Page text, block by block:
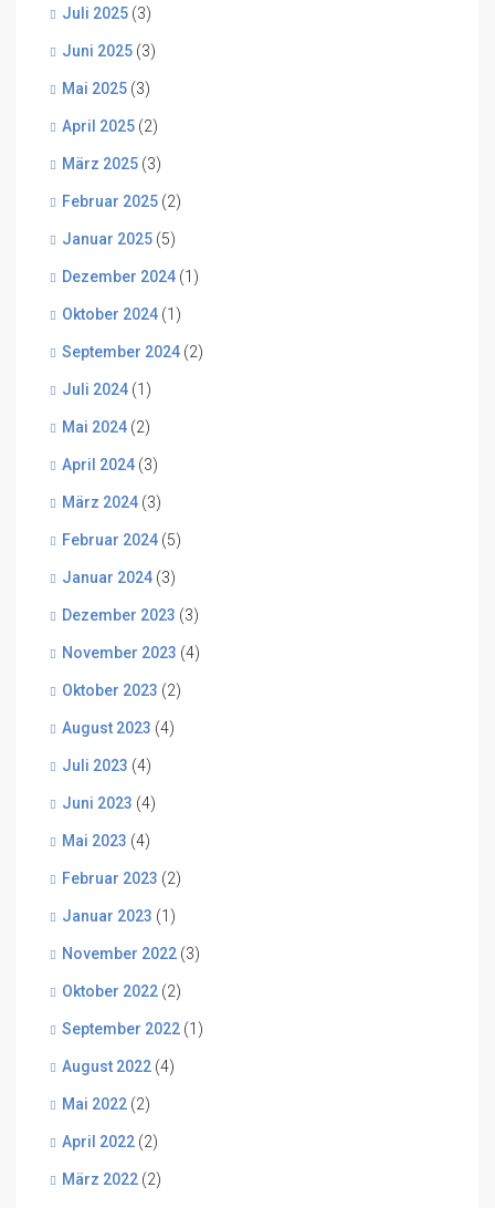
Juli 2025 (3)
Juni 2025 (3)
Mai 2025 (3)
April 2025 (2)
März 2025 (3)
Februar 2025 (2)
Januar 2025 (5)
Dezember 2024 (1)
Oktober 2024 (1)
September 2024 (2)
Juli 2024 (1)
Mai 2024 (2)
April 2024 (3)
März 2024 (3)
Februar 2024 (5)
Januar 2024 (3)
Dezember 2023 (3)
November 2023 (4)
Oktober 2023 (2)
August 2023 (4)
Juli 2023 (4)
Juni 2023 (4)
Mai 2023 (4)
Februar 2023 (2)
Januar 2023 (1)
November 2022 (3)
Oktober 2022 (2)
September 2022 (1)
August 2022 (4)
Mai 2022 (2)
April 2022 (2)
März 2022 (2)